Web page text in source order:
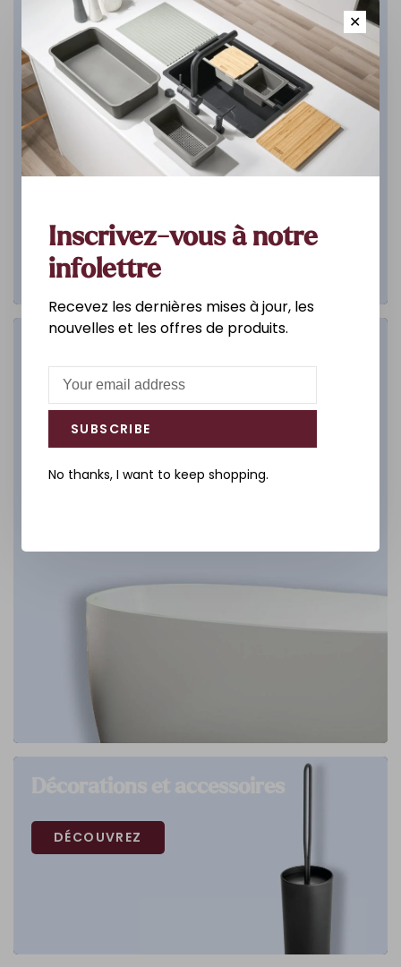
DÉCOUVREZ
DÉCOUVREZ
✕
Inscrivez-vous à notre
infolettre
Recevez les dernières mises à jour, les
nouvelles et les offres de produits.
SUBSCRIBE
No thanks, I want to keep shopping.